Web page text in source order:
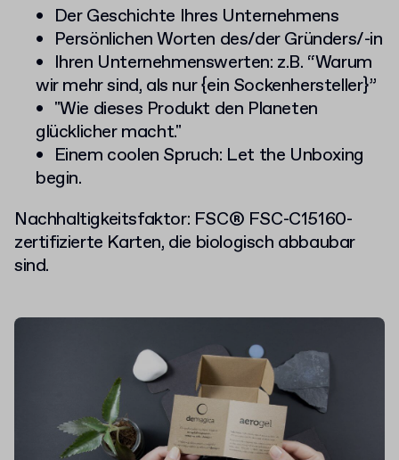
Der Geschichte Ihres Unternehmens
Persönlichen Worten des/der Gründers/-in
Ihren Unternehmenswerten: z.B. “Warum
wir mehr sind, als nur {ein Sockenhersteller}”
"Wie dieses Produkt den Planeten
glücklicher macht."
Einem coolen Spruch: Let the Unboxing
begin.
Nachhaltigkeitsfaktor: FSC® FSC-C15160-
zertifizierte Karten, die biologisch abbaubar
sind.